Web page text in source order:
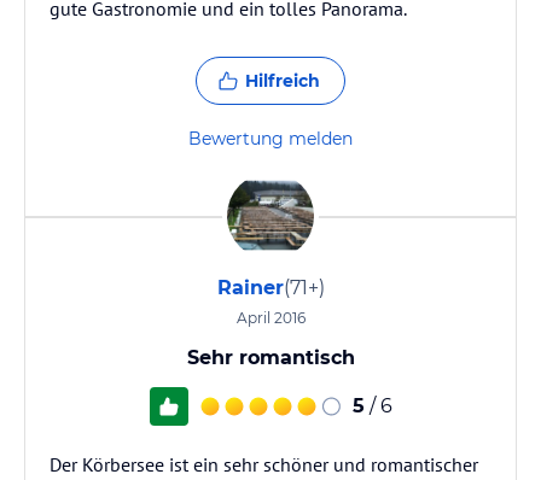
gute Gastronomie und ein tolles Panorama.
Hilfreich
Bewertung melden
Rainer(71+)
April 2016
Sehr romantisch
5 / 6
Der Körbersee ist ein sehr schöner und romantischer